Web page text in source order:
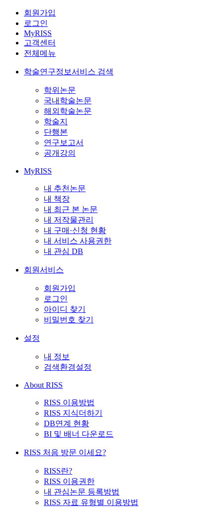
회원가입
로그인
MyRISS
고객센터
전체메뉴
학술연구정보서비스 검색
학위논문
국내학술논문
해외학술논문
학술지
단행본
연구보고서
공개강의
MyRISS
내 추천논문
내 책장
내 최근 본 논문
내 저작물관리
내 구매·신청 현황
내 서비스 사용권한
내 관심 DB
회원서비스
회원가입
로그인
아이디 찾기
비밀번호 찾기
설정
내 정보
검색환경설정
About RISS
RISS 이용방법
RISS 지식더하기
DB연계 현황
BI 및 배너 다운로드
RISS 처음 방문 이세요?
RISS란?
RISS 이용권한
내 관심논문 등록방법
RISS 자료 유형별 이용방법